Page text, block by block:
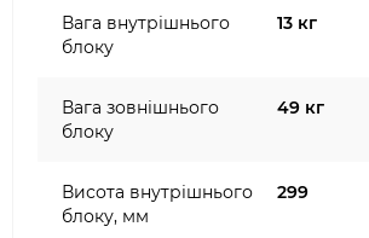
Вага внутрішнього
блоку
13 кг
Вага зовнішнього
блоку
49 кг
Висота внутрішнього
блоку, мм
299